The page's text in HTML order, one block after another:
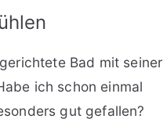
Bad mit seiner
ich schon einmal
gut gefallen?